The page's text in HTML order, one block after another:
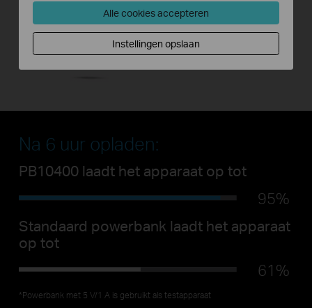
Na 6 uur opladen:
PB10400 laadt het apparaat op tot
95%
Standaard powerbank laadt het apparaat
op tot
61%
*Powerbank met 5 V/1 A is gebruikt als testapparaat
Alle cookies accepteren
Instellingen opslaan